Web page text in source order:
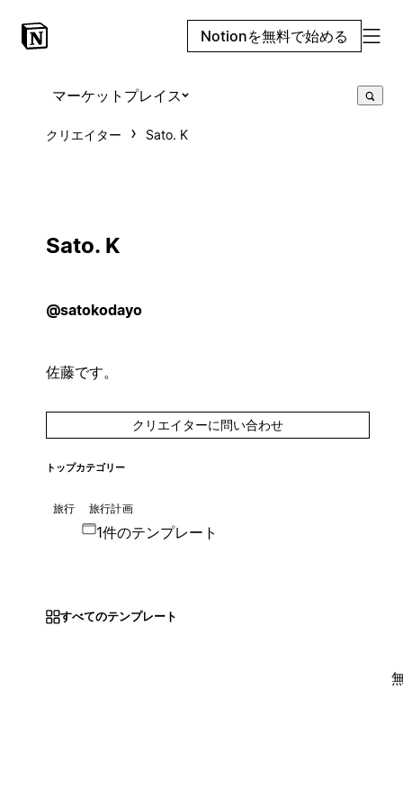
Notionを無料で始める
マーケットプレイス
クリエイター Sato. K
Sato. K
@satokodayo
佐藤です。
クリエイターに問い合わせ
トップカテゴリー
旅行 旅行計画
1件のテンプレート
すべてのテンプレート